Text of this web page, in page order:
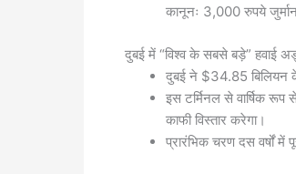
कानूनः 3,000 रुपये
दुबई में “विश्व के सबसे बड़े” हवाई
दुबई ने $34.85 बिलियन
इस टर्मिनल से वार्षिक रूप
काफी विस्तार करेगा।
प्रारंभिक चरण दस वर्षों में